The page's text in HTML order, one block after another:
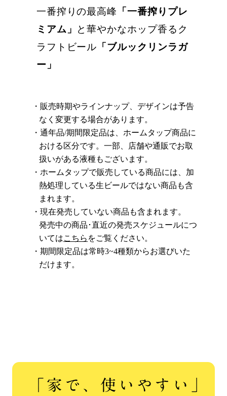
一番搾りの最高峰
「一番搾りプレ
ミアム」
と華やかなホップ香るク
ラフトビール 「ブルックリンラガ
ー」
販売時期やラインナップ、デザインは予告
なく変更する場合があります。
通年品/期間限定品は、ホームタップ商品に
おける区分です。一部、店舗や通販でお取
扱いがある液種もございます。
ホームタップで販売している商品には、加
熱処理している生ビールではない商品も含
まれます。
現在発売していない商品も含まれます。
発売中の商品･直近の発売スケジュールにつ
いてはこちら をご覧ください。
期間限定品は常時3~4種類からお選びいた
だけます。
「家で、使いやすい」